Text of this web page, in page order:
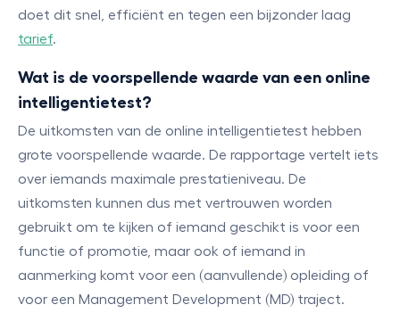
doet dit snel, efficiënt en tegen een bijzonder laag
tarief.
Wat is de voorspellende waarde van een online
intelligentietest?
De uitkomsten van de online intelligentietest hebben
grote voorspellende waarde. De rapportage vertelt iets
over iemands maximale prestatieniveau. De
uitkomsten kunnen dus met vertrouwen worden
gebruikt om te kijken of iemand geschikt is voor een
functie of promotie, maar ook of iemand in
aanmerking komt voor een (aanvullende) opleiding of
voor een Management Development (MD) traject.